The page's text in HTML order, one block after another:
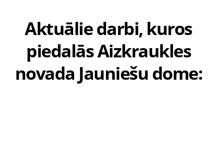
Aktuālie darbi, kuros
piedalās Aizkraukles
novada Jauniešu dome: